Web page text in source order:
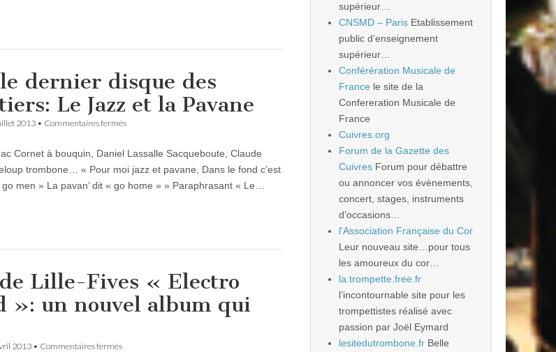
dernier disque des
Le Jazz et la Pavane
2013 • Commentaires ferméssur
dernier
disque
des
Sacqueboutiers:
Cornet à bouquin, Daniel Lassalle Sacqueboute, Claude
trombone… « Pour moi jazz et pavane, Dans le fond c’est
men » La pavan’ dit « go home » » Paraphrasant « Le…
Lille-Fives « Electro
»: un nouvel album qui
2013 • Commentaires ferméssur
supérieur…
CNSMD – Paris Etablissement
public d’enseignement
supérieur…
Conférération Musicale de
France le site de la
Confereration Musicale de
France
Cuivres.org
Forum de la Gazette des
Cuivres Forum pour débattre
ou annoncer vos évènements,
concert, stages, instruments
d’occasions…
l'Association Française du Cor
Leur nouveau site…pour tous
les amoureux du cor…
la.trompette.free.fr
l’incontournable site pour les
trompettistes réalisé avec
passion par Joël Eymard
lesitedutrombone.fr Belle